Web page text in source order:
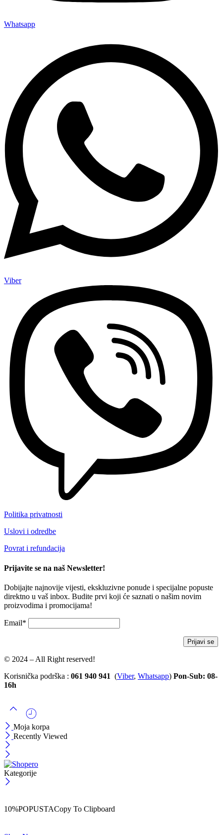
Whatsapp
Viber
Politika privatnosti
Uslovi i odredbe
Povrat i refundacija
Prijavite se na naš Newsletter!
Dobijajte najnovije vijesti, ekskluzivne ponude i specijalne popuste
direktno u vaš inbox. Budite prvi koji će saznati o našim novim
proizvodima i promocijama!
Email*
© 2024 – All Right reserved!
Korisnička podrška : 061 940 941 (Viber, Whatsapp) Pon-Sub: 08-
16h
Moja korpa
Recently Viewed
Kategorije
10%POPUSTACopy To Clipboard